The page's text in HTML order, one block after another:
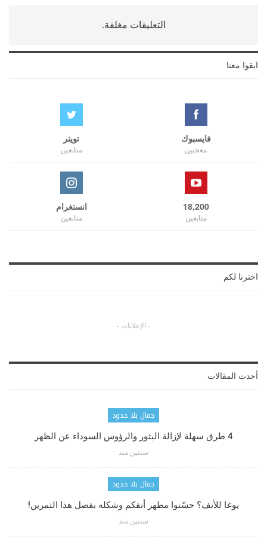
التعليقات مغلقة.
ابقوا معنا
فايسبوك
معجبين
تويتر
متابعين
18,200
متابعين
انستغرام
متابعين
اخترنا لكم
- الإعلانات -
أحدث المقالات
جمال بلا حدود
4 طرق سهلة لإزالة البثور والرؤوس السوداء عن الظهر
سنتين منذ
جمال بلا حدود
يوغا للأنف؟ حسّنوا مظهر أنفكم وشكله بفضل هذا التمرين!
سنتين منذ